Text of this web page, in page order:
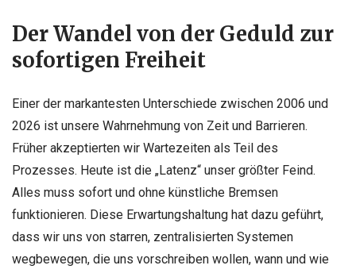
Der Wandel von der Geduld zur
sofortigen Freiheit
Einer der markantesten Unterschiede zwischen 2006 und
2026 ist unsere Wahrnehmung von Zeit und Barrieren.
Früher akzeptierten wir Wartezeiten als Teil des
Prozesses. Heute ist die „Latenz“ unser größter Feind.
Alles muss sofort und ohne künstliche Bremsen
funktionieren. Diese Erwartungshaltung hat dazu geführt,
dass wir uns von starren, zentralisierten Systemen
wegbewegen, die uns vorschreiben wollen, wann und wie